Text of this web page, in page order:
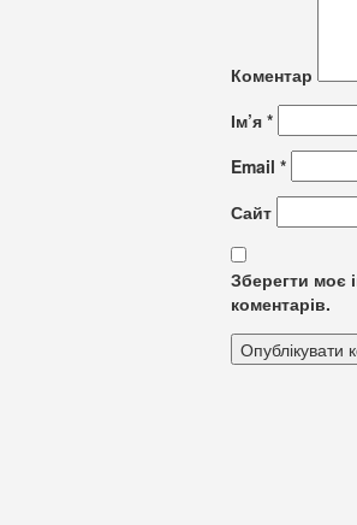
Коментар
Ім’я *
Email *
Сайт
Зберегти моє
коментарів.